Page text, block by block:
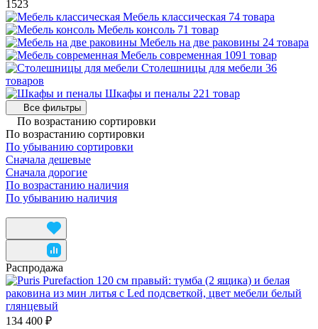
1523
Мебель классическая 74 товара
Мебель консоль 71 товар
Мебель на две раковины 24 товара
Мебель современная 1091 товар
Столешницы для мебели 36
товаров
Шкафы и пеналы 221 товар
Все фильтры
По возрастанию сортировки
По возрастанию сортировки
По убыванию сортировки
Сначала дешевые
Сначала дорогие
По возрастанию наличия
По убыванию наличия
Распродажа
134 400 ₽